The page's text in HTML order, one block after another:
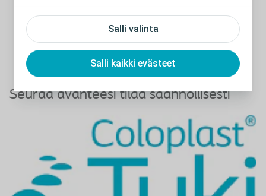
Salli valinta
Salli kaikki evästeet
Seuraa avanteesi tilaa säännöllisesti